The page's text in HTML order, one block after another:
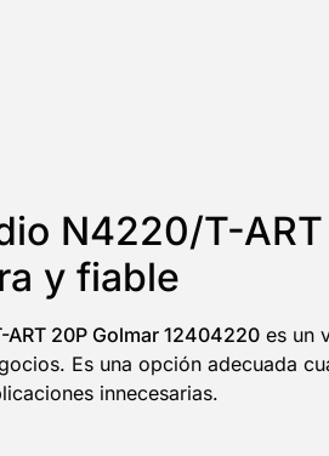
N4220/T-
y fiable
20P Golmar 12404220 es un
Es una opción adecuada
innecesarias.